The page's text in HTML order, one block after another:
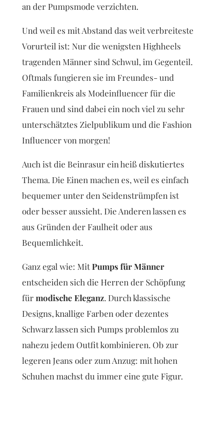
an der Pumpsmode verzichten.
Und weil es mit Abstand das weit verbreiteste
Vorurteil ist: Nur die wenigsten Highheels
tragenden Männer sind Schwul, im Gegenteil.
Oftmals fungieren sie im Freundes- und
Familienkreis als Modeinfluencer für die
Frauen und sind dabei ein noch viel zu sehr
unterschätztes Zielpublikum und die Fashion
Influencer von morgen!
Auch ist die Beinrasur ein heiß diskutiertes
Thema. Die Einen machen es, weil es einfach
bequemer unter den Seidenstrümpfen ist
oder besser aussieht. Die Anderen lassen es
aus Gründen der Faulheit oder aus
Bequemlichkeit.
Ganz egal wie: MitPumps für Männer
entscheiden sich die Herren der Schöpfung
fürmodische Eleganz. Durch klassische
Designs, knallige Farben oder dezentes
Schwarz lassen sich Pumps problemlos zu
nahezu jedem Outfit kombinieren. Ob zur
legeren Jeans oder zum Anzug: mit hohen
Schuhen machst du immer eine gute Figur.